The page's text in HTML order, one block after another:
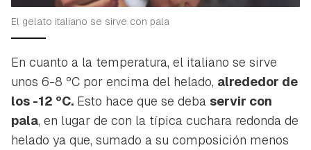
Guardar como favorito
Para poder guardar como favorito, primero has de
iniciar sesión con tu cuenta de Hogarmanía.
El gelato italiano se sirve con pala
En cuanto a la temperatura, el italiano se sirve
unos 6-8 ºC por encima del helado, alrededor de
los -12 ºC. Esto hace que se deba servir con
pala, en lugar de con la típica cuchara redonda de
helado ya que, sumado a su composición menos
Contenido enviado
Gracias por suscribirte a nuestro boletín.
ACEPTAR